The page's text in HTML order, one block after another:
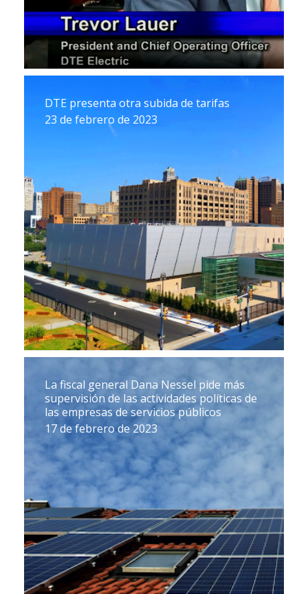
DTE presenta otra subida de tarifas
23 de febrero de 2023
La fiscal general Dana Nessel pide más
supervisión de las actividades políticas de
las empresas de servicios públicos
17 de febrero de 2023